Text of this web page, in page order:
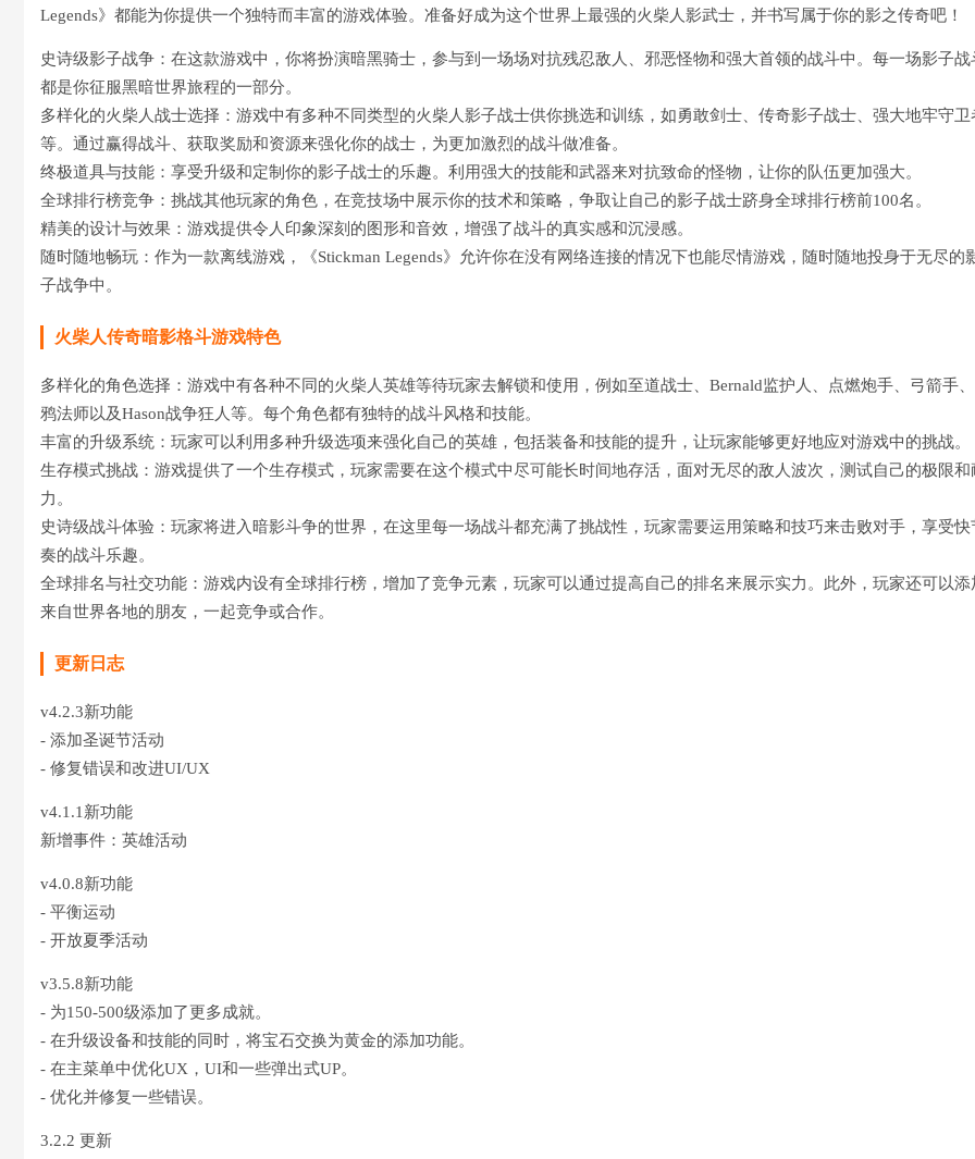
Legends》都能为你提供一个独特而丰富的游戏体验。准备好成为这个世界上最强的火柴人影武士，并书写属于你的影之传奇吧！
史诗级影子战争：在这款游戏中，你将扮演暗黑骑士，参与到一场场对抗残忍敌人、邪恶怪物和强大首领的战斗中。每一场影子战
都是你征服黑暗世界旅程的一部分。
多样化的火柴人战士选择：游戏中有多种不同类型的火柴人影子战士供你挑选和训练，如勇敢剑士、传奇影子战士、强大地牢守卫
等。通过赢得战斗、获取奖励和资源来强化你的战士，为更加激烈的战斗做准备。
终极道具与技能：享受升级和定制你的影子战士的乐趣。利用强大的技能和武器来对抗致命的怪物，让你的队伍更加强大。
全球排行榜竞争：挑战其他玩家的角色，在竞技场中展示你的技术和策略，争取让自己的影子战士跻身全球排行榜前100名。
精美的设计与效果：游戏提供令人印象深刻的图形和音效，增强了战斗的真实感和沉浸感。
随时随地畅玩：作为一款离线游戏，《Stickman Legends》允许你在没有网络连接的情况下也能尽情游戏，随时随地投身于无尽的
子战争中。
火柴人传奇暗影格斗游戏特色
多样化的角色选择：游戏中有各种不同的火柴人英雄等待玩家去解锁和使用，例如至道战士、Bernald监护人、点燃炮手、弓箭手
鸦法师以及Hason战争狂人等。每个角色都有独特的战斗风格和技能。
丰富的升级系统：玩家可以利用多种升级选项来强化自己的英雄，包括装备和技能的提升，让玩家能够更好地应对游戏中的挑战。
生存模式挑战：游戏提供了一个生存模式，玩家需要在这个模式中尽可能长时间地存活，面对无尽的敌人波次，测试自己的极限和
力。
史诗级战斗体验：玩家将进入暗影斗争的世界，在这里每一场战斗都充满了挑战性，玩家需要运用策略和技巧来击败对手，享受快
奏的战斗乐趣。
全球排名与社交功能：游戏内设有全球排行榜，增加了竞争元素，玩家可以通过提高自己的排名来展示实力。此外，玩家还可以添
来自世界各地的朋友，一起竞争或合作。
更新日志
v4.2.3新功能
- 添加圣诞节活动
- 修复错误和改进UI/UX
v4.1.1新功能
新增事件：英雄活动
v4.0.8新功能
- 平衡运动
- 开放夏季活动
v3.5.8新功能
- 为150-500级添加了更多成就。
- 在升级设备和技能的同时，将宝石交换为黄金的添加功能。
- 在主菜单中优化UX，UI和一些弹出式UP。
- 优化并修复一些错误。
3.2.2 更新